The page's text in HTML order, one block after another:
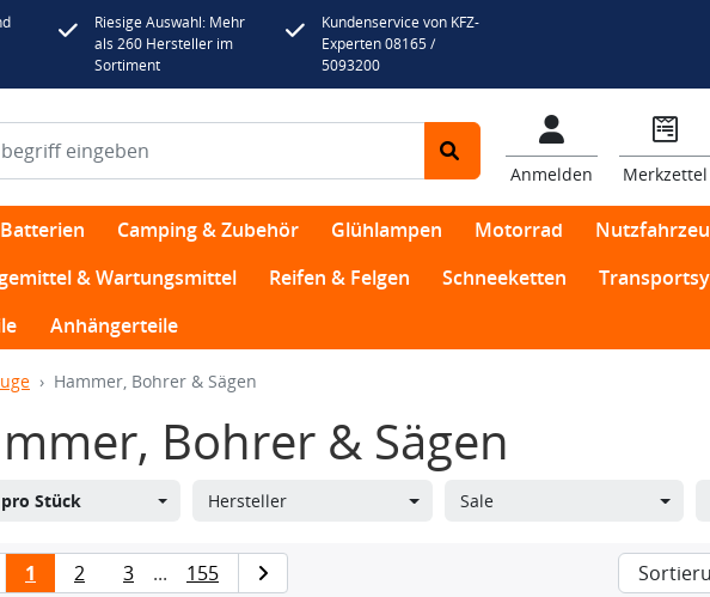
Riesige Auswahl: Mehr
als 260 Hersteller im
Sortiment
Kundenservice von KFZ-
Experten 08165 /
5093200
Anmelden Merkzettel
Batterien Camping & Zubehör Glühlampen Motorrad
& Wartungsmittel
Reifen & Felgen Schneeketten
Anhängerteile
Hammer, Bohrer & Sägen
Bohrer & Sägen
pro Stück Hersteller Sale
1 2 3 ... 155